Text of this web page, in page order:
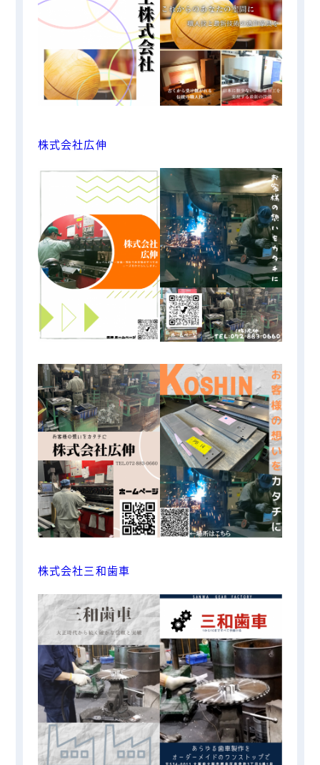
株式会社広伸
株式会社三和歯車